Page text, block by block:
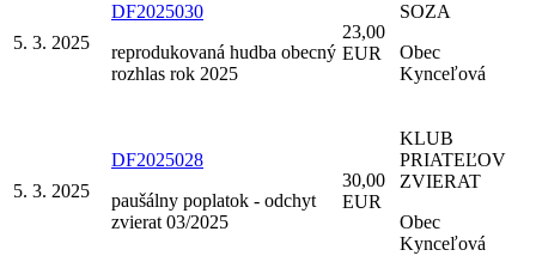
5. 3. 2025
DF2025030
reprodukovaná hudba obecný
rozhlas rok 2025
23,00
EUR
SOZA
Obec
Kynceľová
5. 3. 2025
DF2025028
paušálny poplatok - odchyt
zvierat 03/2025
30,00
EUR
KLUB
PRIATEĽOV
ZVIERAT
Obec
Kynceľová